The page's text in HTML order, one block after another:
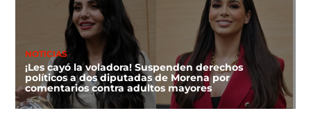
NOTICIAS
¡Les cayó la voladora! Suspenden derechos
políticos a dos diputadas de Morena por
comentarios contra adultos mayores